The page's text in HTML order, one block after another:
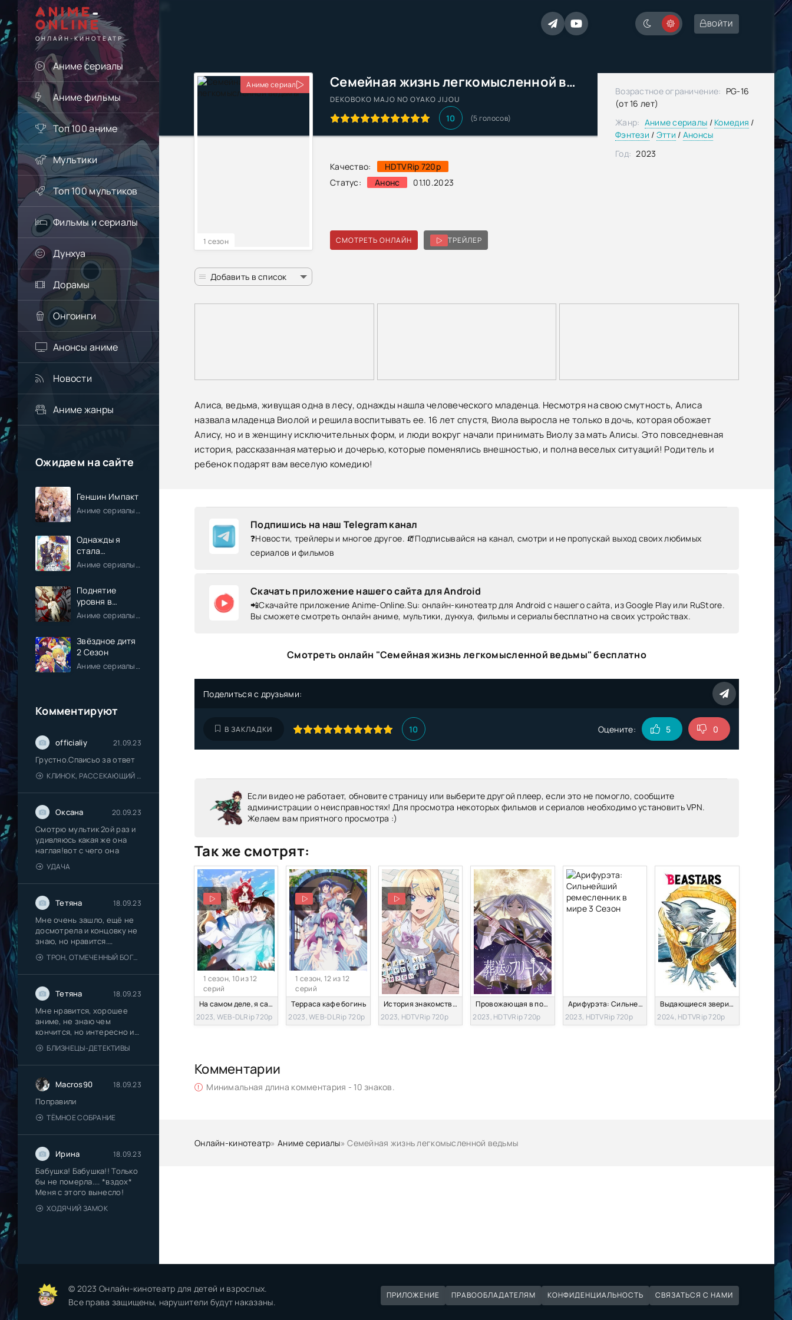
ANIME-
ONLINE
ОНЛАЙН-КИНОТЕАТР
ВОЙТИ
Аниме сериалы
Аниме фильмы
Топ 100 аниме
Мультики
Топ 100 мультиков
Фильмы и сериалы
Дунхуа
Дорамы
Онгоинги
Анонсы аниме
Новости
Аниме жанры
Ожидаем на сайте
Геншин Импакт
Однажды я
стала
принцессой
Аниме сериалы / Комедия / Романтика / Фэнтези / Анонсы
Поднятие
уровня в
одиночку
Аниме сериалы / Экшен / Приключения / Фэнтези / Анонсы
Звёздное дитя
2 Сезон
Аниме сериалы / Драма / Комедия / Романтика / Фантастика / Анонсы
Комментируют
officialiy 21.09.23
Грустно.Спаисьо за ответ
КЛИНОК, РАССЕКАЮЩИЙ ДЕМОНОВ: ДЕРЕВНЯ КУЗНЕЦОВ
Оксана 20.09.23
Смотрю мультик 2ой раз и
удивляюсь какая же она
наглая!вот с чего она
УДАЧА
Тетяна 18.09.23
Мне очень зашло, ещё не
досмотрела и концовку не
знаю, но нравится.
Романтика
ТРОН, ОТМЕЧЕННЫЙ БОГОМ 2 СЕЗОН
Тетяна 18.09.23
Мне нравится, хорошее
аниме, не знаю чем
кончится, но интересно и
красиво
БЛИЗНЕЦЫ-ДЕТЕКТИВЫ
Macros90 18.09.23
Поправили
ТЁМНОЕ СОБРАНИЕ
Ирина 18.09.23
Бабушка! Бабушка!! Только
бы не померла.... *вздох*
Меня с этого вынесло!
ХОДЯЧИЙ ЗАМОК
Семейная жизнь легкомысленной ведьмы
DEKOBOKO MAJO NO OYAKO JIJOU
10 (5 голосов)
Качество:
HDTVRip 720p
Статус:
Анонс 01.10.2023
Аниме сериал
1 сезон СМОТРЕТЬ ОНЛАЙН ТРЕЙЛЕР
Добавить в список
Возрастное ограничение: PG-16
(от 16 лет)
Жанр: Аниме сериалы / Комедия /
Фэнтези / Этти / Анонсы
Год: 2023
Алиса, ведьма, живущая одна в лесу, однажды нашла человеческого младенца. Несмотря на свою смутность, Алиса
назвала младенца Виолой и решила воспитывать ее. 16 лет спустя, Виола выросла не только в дочь, которая обожает
Алису, но и в женщину исключительных форм, и люди вокруг начали принимать Виолу за мать Алисы. Это повседневная
история, рассказанная матерью и дочерью, которые поменялись внешностью, и полна веселых ситуаций! Родитель и
ребенок подарят вам веселую комедию!
Подпишись на наш Telegram канал
❓Новости, трейлеры и многое другое. 🧯Подписывайся на канал, смотри и не пропускай выход своих любимых
сериалов и фильмов
Скачать приложение нашего сайта для Android
📲Скачайте приложение Anime-Online.Su: онлайн-кинотеатр для Android c нашего сайта, из Google Play или RuStore.
Вы сможете смотреть онлайн аниме, мультики, дунхуа, фильмы и сериалы бесплатно на своих устройствах.
Смотреть онлайн "Семейная жизнь легкомысленной ведьмы" бесплатно
Поделиться с друзьями:
В ЗАКЛАДКИ 10 Оцените: 5 0
Если видео не работает, обновите страницу или выберите другой плеер, если это не помогло, сообщите
администрации о неисправностях! Для просмотра некоторых фильмов и сериалов необходимо установить VPN.
Желаем вам приятного просмотра :)
Так же смотрят:
1 сезон, 10 из 12
серий
На самом деле, я самый сильный?
2023, WEB-DLRip 720p
1 сезон, 12 из 12
серий
Терраса кафе богинь
2023, WEB-DLRip 720p
История знакомства опытной тебя и неопытного меня
2023, HDTVRip 720p
Провожающая в последний путь Фрирен
2023, HDTVRip 720p
Арифурэта: Сильнейший ремесленник в мире 3 Сезон
2023, HDTVRip 720p
Выдающиеся звери: Финал 3 Сезон
2024, HDTVRip 720p
Комментарии
Минимальная длина комментария - 10 знаков.
Онлайн-кинотеатр»Аниме сериалы» Семейная жизнь легкомысленной ведьмы
© 2023 Онлайн-кинотеатр для детей и взрослых.
Все права защищены, нарушители будут наказаны.
ПРИЛОЖЕНИЕ ПРАВООБЛАДАТЕЛЯМ КОНФИДЕНЦИАЛЬНОСТЬ СВЯЗАТЬСЯ С НАМИ